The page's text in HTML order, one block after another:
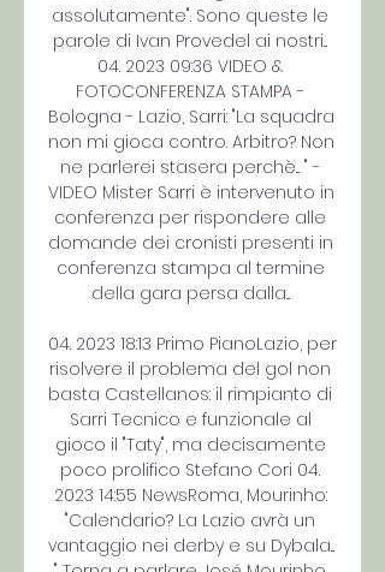
assolutamente". Sono queste le
parole di Ivan Provedel ai nostri...
04. 2023 09:36 VIDEO &
FOTOCONFERENZA STAMPA -
Bologna - Lazio, Sarri: "La squadra
non mi gioca contro. Arbitro? Non
ne parlerei stasera perchè... " -
VIDEO Mister Sarri è intervenuto in
conferenza per rispondere alle
domande dei cronisti presenti in
conferenza stampa al termine
della gara persa dalla...
04. 2023 18:13 Primo PianoLazio, per
risolvere il problema del gol non
basta Castellanos: il rimpianto di
Sarri Tecnico e funzionale al
gioco il "Taty", ma decisamente
poco prolifico Stefano Cori 04.
2023 14:55 NewsRoma, Mourinho:
"Calendario? La Lazio avrà un
vantaggio nei derby e su Dybala...